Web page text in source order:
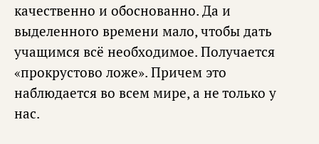
качественно и обоснованно. Да и
выделенного времени мало, чтобы дать
учащимся всё необходимое. Получается
«прокрустово ложе». Причем это
наблюдается во всем мире, а не только у
нас.